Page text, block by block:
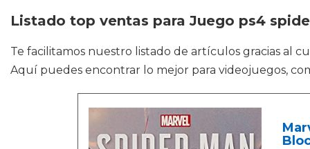
Listado top ventas para Juego ps4
Te facilitamos nuestro listado de artículos gracias al
Aquí puedes encontrar lo mejor para videojuegos,